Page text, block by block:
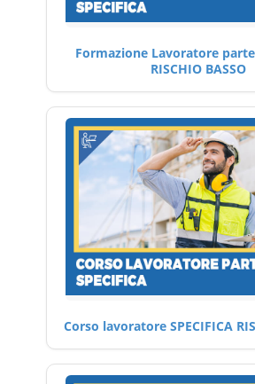
Formazione Lavoratore parte
RISCHIO BASSO
Corso lavoratore SPECIFICA